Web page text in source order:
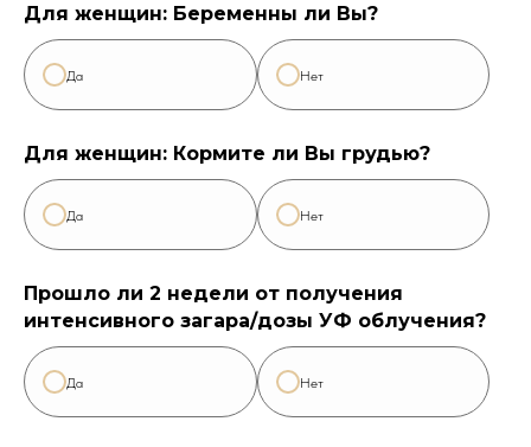
Для женщин: Беременны ли Вы?
Да Нет
Для женщин: Кормите ли Вы грудью?
Да Нет
Прошло ли 2 недели от получения
интенсивного загара/дозы УФ облучения?
Да Нет